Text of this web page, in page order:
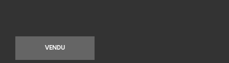
VENDU